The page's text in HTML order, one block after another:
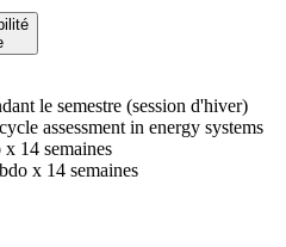
le semestre (session d'hiver)
assessment in energy systems
14 semaines
x 14 semaines